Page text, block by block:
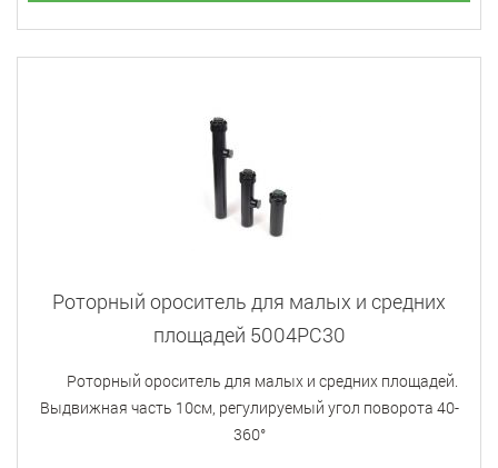
Роторный ороситель для малых и средних
площадей 5004PC30
Роторный ороситель для малых и средних площадей.
Выдвижная часть 10см, регулируемый угол поворота 40-
360°